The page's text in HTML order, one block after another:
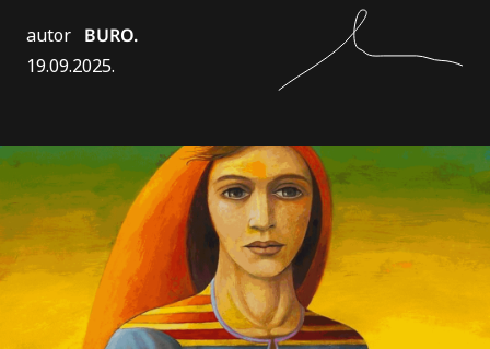
autor BURO.
19.09.2025.